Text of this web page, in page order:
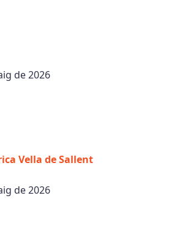
de 2026
Vella de Sallent
de 2026